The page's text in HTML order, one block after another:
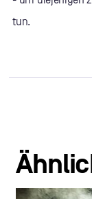
tun.